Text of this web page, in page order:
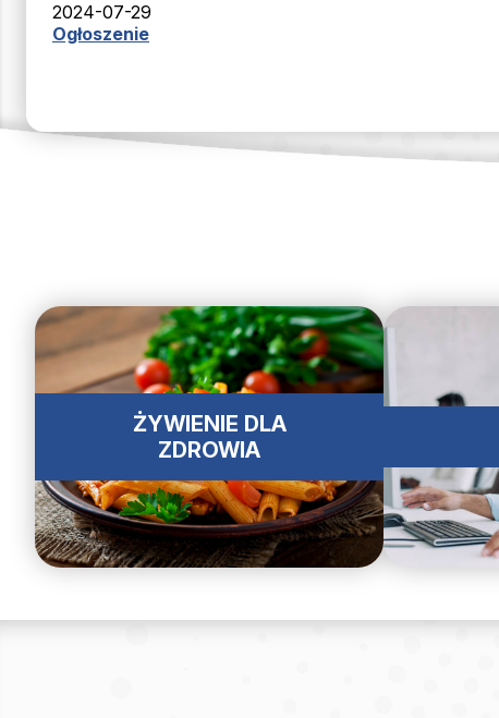
2024-07-29
Ogłoszenie
ŻYWIENIE DLA
ZDROWIA